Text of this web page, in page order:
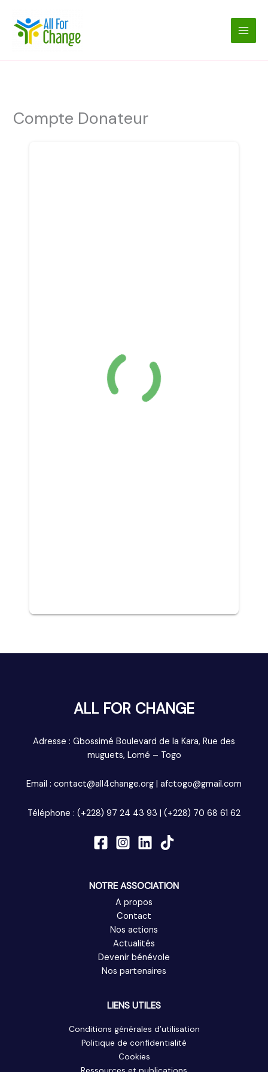
contenu
Compte Donateur
ALL FOR CHANGE
Adresse : Gbossimé Boulevard de la Kara, Rue des
muguets, Lomé – Togo
Email : contact@all4change.org | afctogo@gmail.com
Téléphone : (+228) 97 24 43 93 | (+228) 70 68 61 62
NOTRE ASSOCIATION
A propos
Contact
Nos actions
Actualités
Devenir bénévole
Nos partenaires
LIENS UTILES
Conditions générales d’utilisation
Politique de confidentialité
Cookies